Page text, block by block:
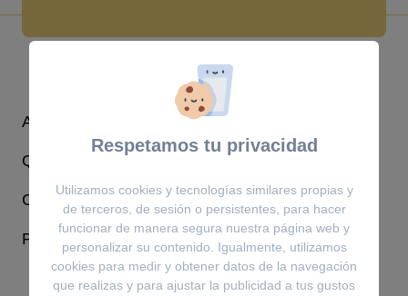
ACERCA DE NOSOTROS
Quienes Somos
Contacto
Proceso de devolución
Respetamos tu privacidad
Utilizamos cookies y tecnologías similares propias y
de terceros, de sesión o persistentes, para hacer
funcionar de manera segura nuestra página web y
personalizar su contenido. Igualmente, utilizamos
cookies para medir y obtener datos de la navegación
que realizas y para ajustar la publicidad a tus gustos